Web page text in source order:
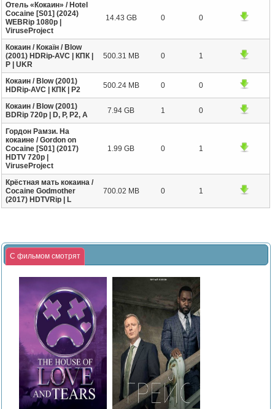
Отель «Кокаин» / Hotel
Cocaine [S01] (2024)
WEBRip 1080p |
ViruseProject
14.43 GB 0 0
Кокаин / Кокаїн / Blow
(2001) HDRip-AVC | КПК |
P | UKR
500.31 MB 0 1
Кокаин / Blow (2001)
HDRip-AVC | КПК | P2
500.24 MB 0 0
Кокаин / Blow (2001)
BDRip 720p | D, P, P2, A
7.94 GB 1 0
Гордон Рамзи. На
кокаине / Gordon on
Cocaine [S01] (2017)
HDTV 720p |
ViruseProject
1.99 GB 0 1
Крёстная мать кокаина /
Cocaine Godmother
(2017) HDTVRip | L
700.02 MB 0 1
С фильмом смотрят